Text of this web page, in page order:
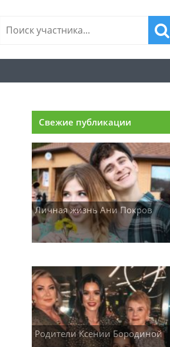
Свежие публикации
Личная жизнь Ани Покров
Родители Ксении Бородиной